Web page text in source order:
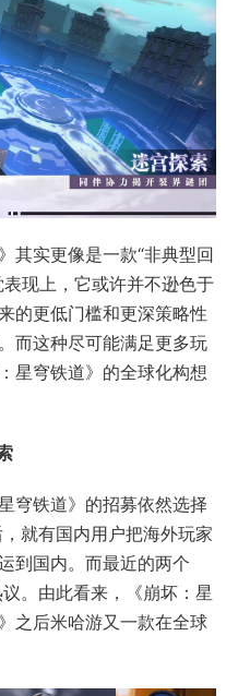
其实更像是一款“非典型回
现上，它或许并不逊色于
的更低门槛和更深策略性
而这种尽可能满足更多玩
星穹铁道》的全球化构想
穹铁道》的招募依然选择
就有国内用户把海外玩家
到国内。而最近的两个
。由此看来，《崩坏：星
之后米哈游又一款在全球